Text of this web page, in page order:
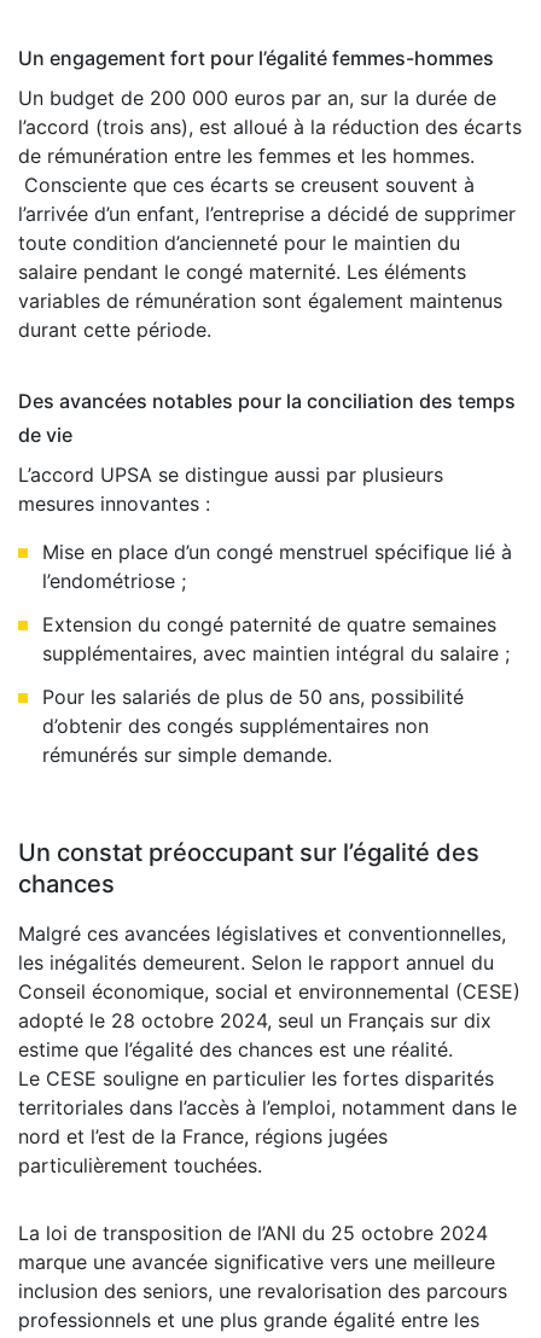
Un engagement fort pour l’égalité femmes-hommes
Un budget de 200 000 euros par an, sur la durée de
l’accord (trois ans), est alloué à la réduction des écarts
de rémunération entre les femmes et les hommes.
Consciente que ces écarts se creusent souvent à
l’arrivée d’un enfant, l’entreprise a décidé de supprimer
toute condition d’ancienneté pour le maintien du
salaire pendant le congé maternité. Les éléments
variables de rémunération sont également maintenus
durant cette période.
Des avancées notables pour la conciliation des temps
de vie
L’accord UPSA se distingue aussi par plusieurs
mesures innovantes :
Mise en place d’un congé menstruel spécifique lié à
l’endométriose ;
Extension du congé paternité de quatre semaines
supplémentaires, avec maintien intégral du salaire ;
Pour les salariés de plus de 50 ans, possibilité
d’obtenir des congés supplémentaires non
rémunérés sur simple demande.
Un constat préoccupant sur l’égalité des
chances
Malgré ces avancées législatives et conventionnelles,
les inégalités demeurent. Selon le rapport annuel du
Conseil économique, social et environnemental (CESE)
adopté le 28 octobre 2024, seul un Français sur dix
estime que l’égalité des chances est une réalité.
Le CESE souligne en particulier les fortes disparités
territoriales dans l’accès à l’emploi, notamment dans le
nord et l’est de la France, régions jugées
particulièrement touchées.
La loi de transposition de l’ANI du 25 octobre 2024
marque une avancée significative vers une meilleure
inclusion des seniors, une revalorisation des parcours
professionnels et une plus grande égalité entre les